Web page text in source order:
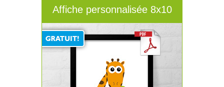
Affiche personnalisée 8x10